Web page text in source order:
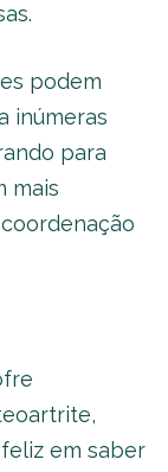
podem
inúmeras
para
mais
em saber